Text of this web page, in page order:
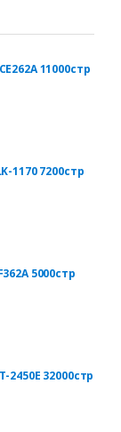
11000стр
1170 7200стр
5000стр
2450E 32000стр